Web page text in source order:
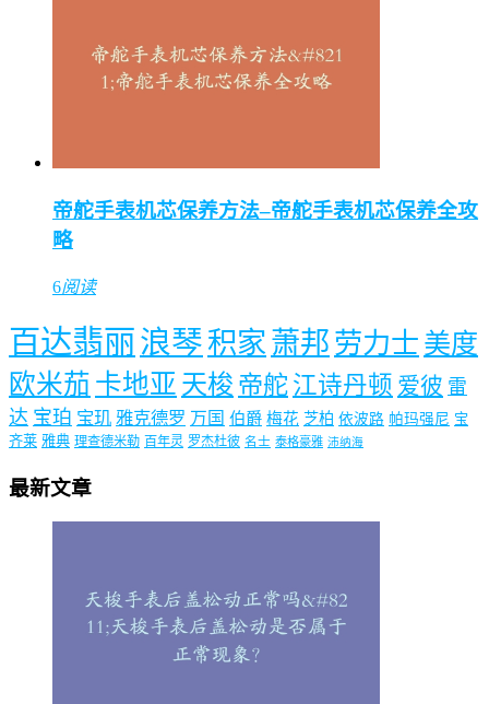
帝舵手表机芯保养方法–帝舵手表机芯保养全攻
略
6阅读
百达翡丽 浪琴 积家 萧邦 劳力士 美度
欧米茄 卡地亚 天梭 帝舵 江诗丹顿 爱彼 雷
达 宝珀 宝玑 雅克德罗 万国 伯爵 梅花 芝柏 依波路 帕玛强尼 宝
齐莱 雅典 理查德米勒 百年灵 罗杰杜彼 名士 泰格豪雅 沛纳海
最新文章